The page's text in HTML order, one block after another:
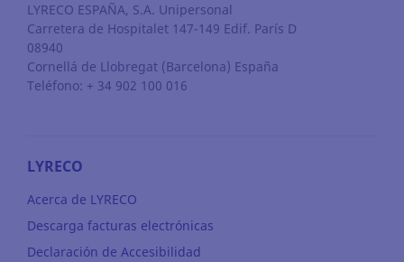
LYRECO ESPAÑA, S.A. Unipersonal
Carretera de Hospitalet 147-149 Edif. París D
08940
Cornellá de Llobregat (Barcelona) España
Teléfono: + 34 902 100 016
LYRECO
Acerca de LYRECO
Descarga facturas electrónicas
Declaración de Accesibilidad